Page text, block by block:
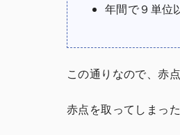
年間で９単位
この通りなので、赤
赤点を取ってしまっ